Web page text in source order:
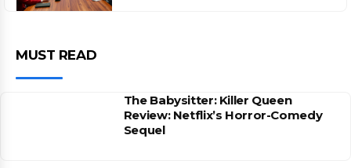
MUST READ
The Babysitter: Killer Queen
Review: Netflix’s Horror-Comedy
Sequel